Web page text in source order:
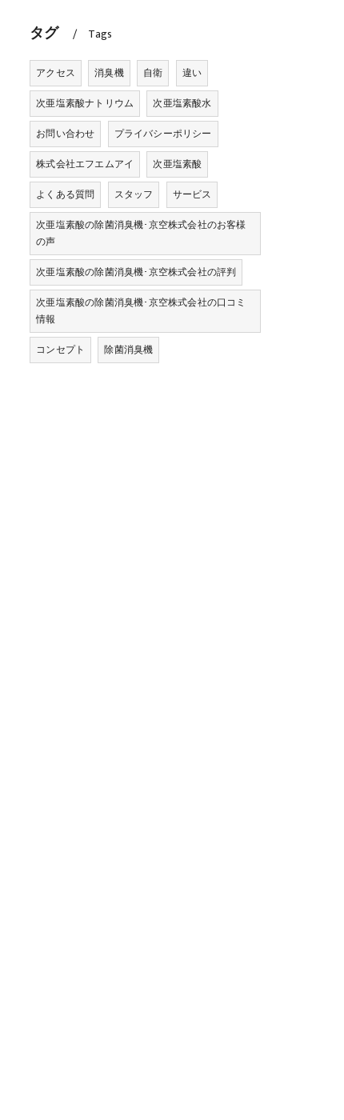
タグ Tags
アクセス 消臭機 自衛
違い
次亜塩素酸ナトリウム
次亜塩素酸水
お問い合わせ
プライバシーポリシー
株式会社エフエムアイ
次亜塩素酸
よくある質問
スタッフ
サービス
次亜塩素酸の除菌消臭機･京空株式会社のお客様
の声
次亜塩素酸の除菌消臭機･京空株式会社の評判
次亜塩素酸の除菌消臭機･京空株式会社の口コミ
情報
コンセプト
除菌消臭機